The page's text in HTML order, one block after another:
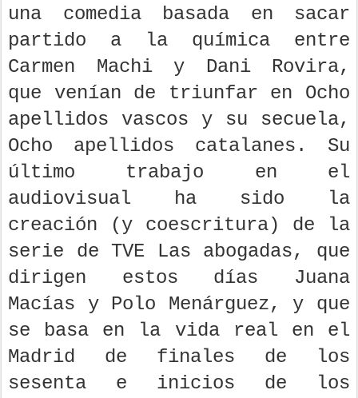
una comedia basada en sacar
partido a la química entre
Carmen Machi y Dani Rovira,
que venían de triunfar en Ocho
apellidos vascos y su secuela,
Ocho apellidos catalanes. Su
último trabajo en el
audiovisual ha sido la
creación (y coescritura) de la
serie de TVE Las abogadas, que
dirigen estos días Juana
Macías y Polo Menárguez, y que
se basa en la vida real en el
Madrid de finales de los
sesenta e inicios de los